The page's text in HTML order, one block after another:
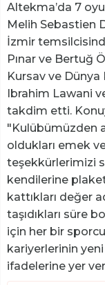
Altekma’da 7
Melih Sebastien
İzmir
Pınar ve Bertuğ
Kursav ve
Ibrahim Lawani
takdim etti.
"Kulübümüzden
oldukları emek
teşekkürlerimizi
kendilerine
kattıkları değer
taşıdıkları süre
için her bir
kariyerlerinin
ifadelerine yer